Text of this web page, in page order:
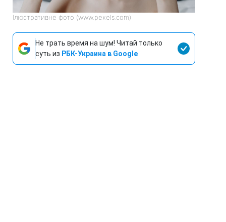
Ілюстративне фото (www.pexels.com)
Не трать время на шум! Читай только
суть из РБК-Украина в Google